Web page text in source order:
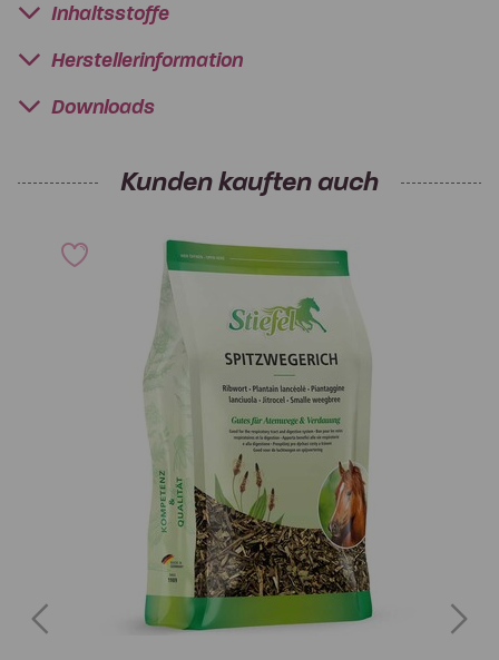
Inhaltsstoffe
Herstellerinformation
Downloads
Kunden kauften auch
Previous Next